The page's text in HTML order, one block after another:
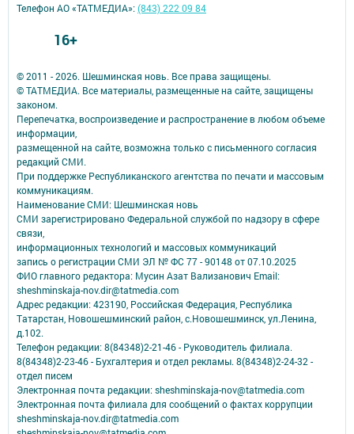
© 2011 - 2026. Шешминская новь. Все права защищены.
© ТАТМЕДИА. Все материалы, размещенные на сайте, защищены
законом.
Перепечатка, воспроизведение и распространение в любом объеме
информации,
размещенной на сайте, возможна только с письменного согласия
редакций СМИ.
При поддержке Республиканского агентства по печати и массовым
коммуникациям.
Наименование СМИ: Шешминская новь
СМИ зарегистрировано Федеральной службой по надзору в сфере
связи,
информационных технологий и массовых коммуникаций
запись о регистрации СМИ ЭЛ № ФС 77 - 90148 от 07.10.2025
ФИО главного редактора: Мусин Азат Вализанович Email:
sheshminskaja-nov.dir@tatmedia.com
Адрес редакции: 423190, Российская Федерация, Республика
Татарстан, Новошешминский район, с.Новошешминск, ул.Ленина,
д.102.
Телефон редакции: 8(84348)2-21-46 - Руководитель филиала.
8(84348)2-23-46 - Бухгалтерия и отдел рекламы. 8(84348)2-24-32 -
отдел писем
Электронная почта редакции: sheshminskaja-nov@tatmedia.com
Электронная почта филиала для сообщений о фактах коррупции
sheshminskaja-nov.dir@tatmedia.com
Телефон АО «ТАТМЕДИА»:(843) 222 09 84
16+